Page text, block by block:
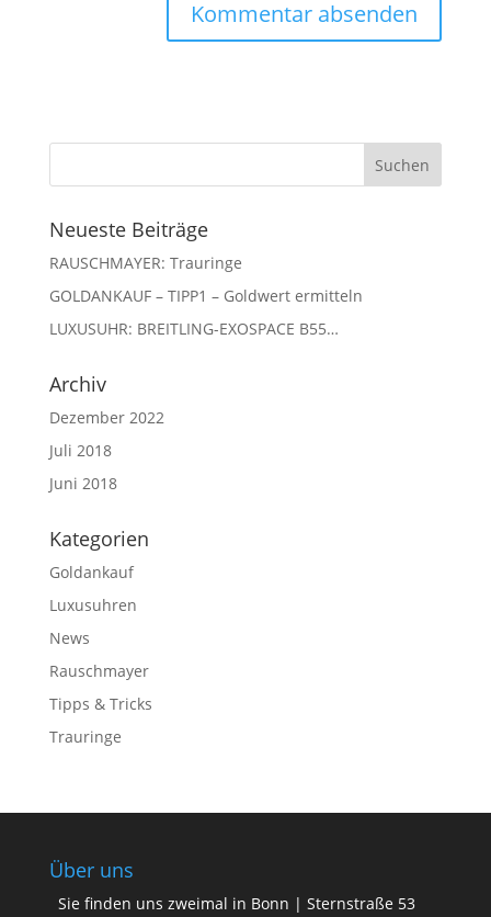
Neueste Beiträge
RAUSCHMAYER: Trauringe
GOLDANKAUF – TIPP1 – Goldwert ermitteln
LUXUSUHR: BREITLING-EXOSPACE B55…
Archiv
Dezember 2022
Juli 2018
Juni 2018
Kategorien
Goldankauf
Luxusuhren
News
Rauschmayer
Tipps & Tricks
Trauringe
Über uns
Sie finden uns zweimal in Bonn | Sternstraße 53